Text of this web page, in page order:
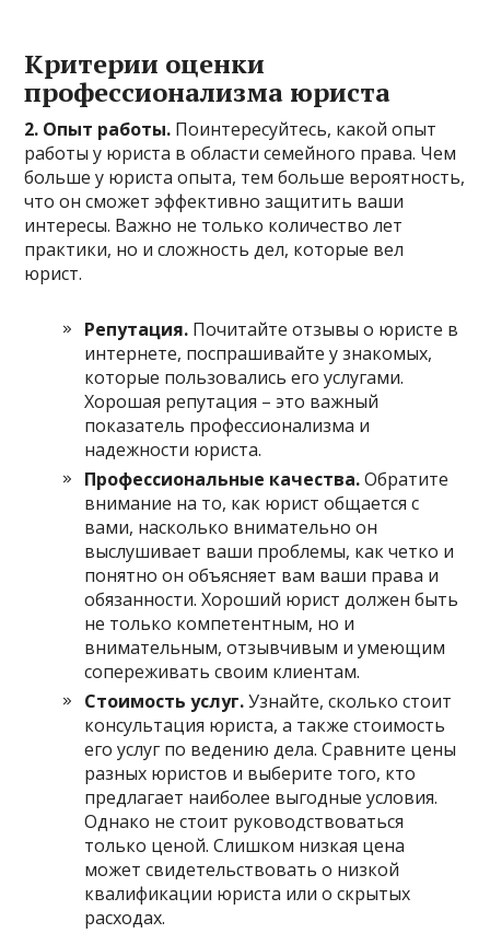
Критерии оценки
профессионализма юриста
2. Опыт работы. Поинтересуйтесь, какой опыт
работы у юриста в области семейного права. Чем
больше у юриста опыта, тем больше вероятность,
что он сможет эффективно защитить ваши
интересы. Важно не только количество лет
практики, но и сложность дел, которые вел
юрист.
Репутация. Почитайте отзывы о юристе в
интернете, поспрашивайте у знакомых,
которые пользовались его услугами.
Хорошая репутация – это важный
показатель профессионализма и
надежности юриста.
Профессиональные качества.Обратите
внимание на то, как юрист общается с
вами, насколько внимательно он
выслушивает ваши проблемы, как четко и
понятно он объясняет вам ваши права и
обязанности. Хороший юрист должен быть
не только компетентным, но и
внимательным, отзывчивым и умеющим
сопереживать своим клиентам.
Стоимость услуг.Узнайте, сколько стоит
консультация юриста, а также стоимость
его услуг по ведению дела. Сравните цены
разных юристов и выберите того, кто
предлагает наиболее выгодные условия.
Однако не стоит руководствоваться
только ценой. Слишком низкая цена
может свидетельствовать о низкой
квалификации юриста или о скрытых
расходах.